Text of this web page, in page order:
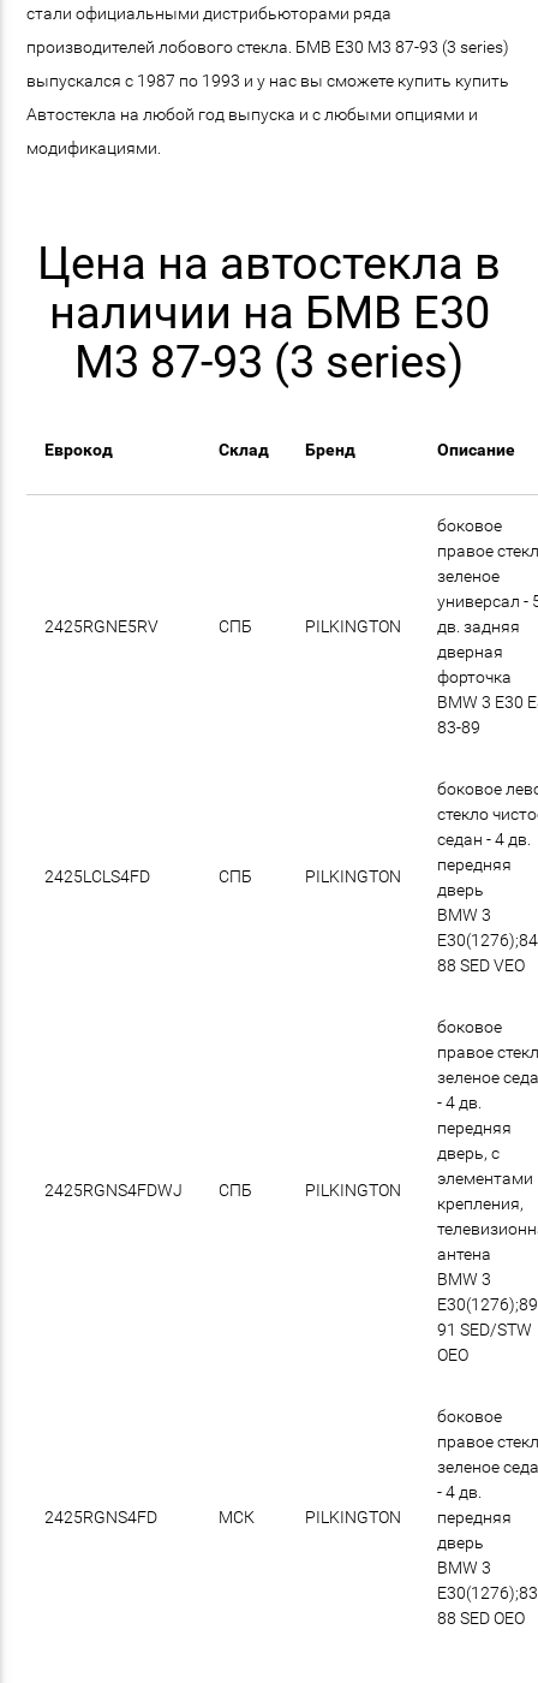
стали официальными дистрибьюторами ряда
производителей лобового стекла. БМВ E30 M3 87-93 (3 series)
выпускался с 1987 по 1993 и у нас вы сможете купить купить
Автостекла на любой год выпуска и с любыми опциями и
модификациями.
Цена на автостекла в
наличии на БМВ E30
M3 87-93 (3 series)
Еврокод Склад Бренд Описание
2425RGNE5RV СПБ PILKINGTON
боковое
правое
зеленое
универсал -
дв. задняя
дверная
форточка
BMW 3 E30
83-89
2425LCLS4FD СПБ PILKINGTON
боковое
стекло
седан - 4 дв.
передняя
дверь
BMW 3
88 SED VEO
2425RGNS4FDWJ СПБ PILKINGTON
боковое
правое
зеленое
- 4 дв.
передняя
дверь, с
элементами
крепления,
антена
BMW 3
91 SED/STW
OEO
2425RGNS4FD МСК PILKINGTON
боковое
правое
зеленое
- 4 дв.
передняя
дверь
BMW 3
88 SED OEO